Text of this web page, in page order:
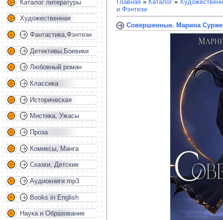
Каталог литературы
Художественная
Фантастика,Фэнтези
Детективы,Боевики
Любовный роман
Классика
Историческая
Мистика, Ужасы
Проза
Комиксы, Манга
Сказки, Детские
Аудиокниги mp3
Books in English
Наука и Образование
Главная » Каталог »
и Фэнтези
Совершенные. Марина